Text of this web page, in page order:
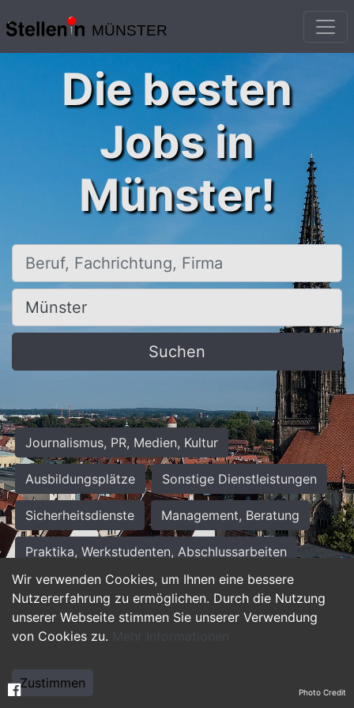
MÜNSTER
Wir verwenden Cookies, um Ihnen eine bessere
Nutzererfahrung zu ermöglichen. Durch die Nutzung
unserer Webseite stimmen Sie unserer Verwendung
von Cookies zu. Mehr Informationen
Zustimmen
Die besten
Jobs in
Münster!
Beruf, Fachrichtung, Firma
Ort, Stadt
Suchen
Journalismus, PR, Medien, Kultur
Ausbildungsplätze Sonstige Dienstleistungen
Sicherheitsdienste Management, Beratung
Praktika, Werkstudenten, Abschlussarbeiten
Personalwesen Assistenz, Sekretariat
Hilfskräfte, Aushilfs- und Nebenjobs
Weiterbildung, Studium, duale Ausbildung Photo Credit